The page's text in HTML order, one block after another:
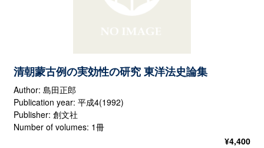
清朝蒙古例の実効性の研究 東洋法史論集
Author: 島田正郎
Publication year: 平成4(1992)
Publisher: 創文社
Number of volumes: 1冊
¥4,400